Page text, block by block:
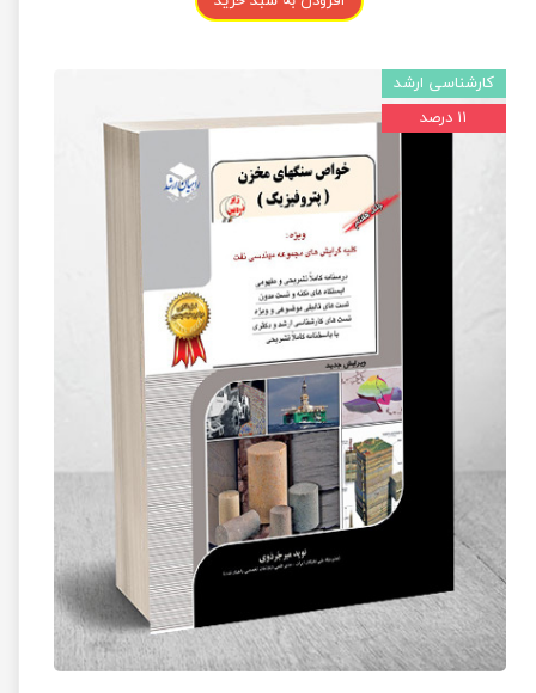
کارشناسی ارشد
۱۱ درصد